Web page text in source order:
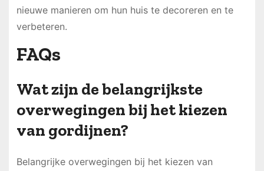
nieuwe manieren om hun huis te decoreren en te
verbeteren.
FAQs
Wat zijn de belangrijkste
overwegingen bij het kiezen
van gordijnen?
Belangrijke overwegingen bij het kiezen van